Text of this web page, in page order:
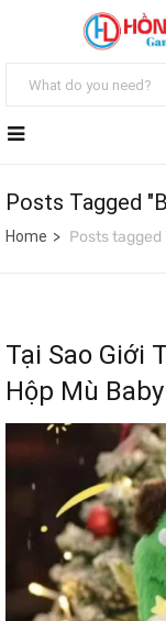
Posts Tagged
Home Posts tagged
Tại Sao Giới
Hộp Mù